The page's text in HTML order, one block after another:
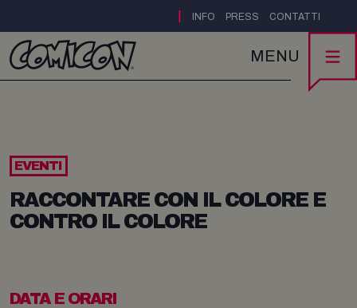
INFO PRESS CONTATTI
MENU
EVENTI
RACCONTARE CON IL COLORE E
CONTRO IL COLORE
DATA E ORARI